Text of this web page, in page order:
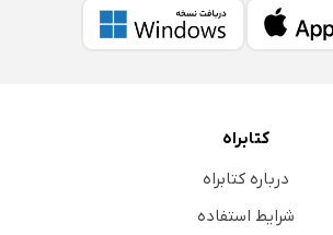
کتابراه
درباره کتابراه
شرایط استفاده